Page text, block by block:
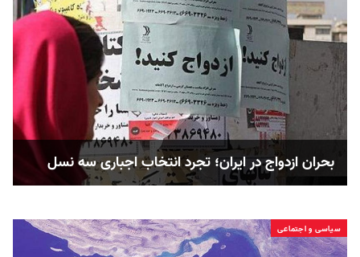
بحران ازدواج در ایران؛ تجرد انتخاب اجباری سه نسل
سیاسی و اجتماعی